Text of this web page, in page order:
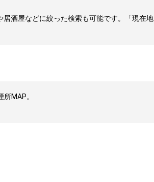
酒屋などに絞った検索も可能です。「現在地
MAP。